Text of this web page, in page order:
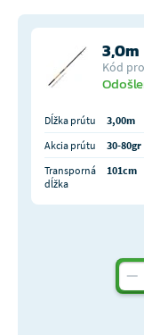
3,0m
Kód
Dĺžka prútu 3,00m
Akcia prútu
30-80gr
Transporná
dĺžka
101cm